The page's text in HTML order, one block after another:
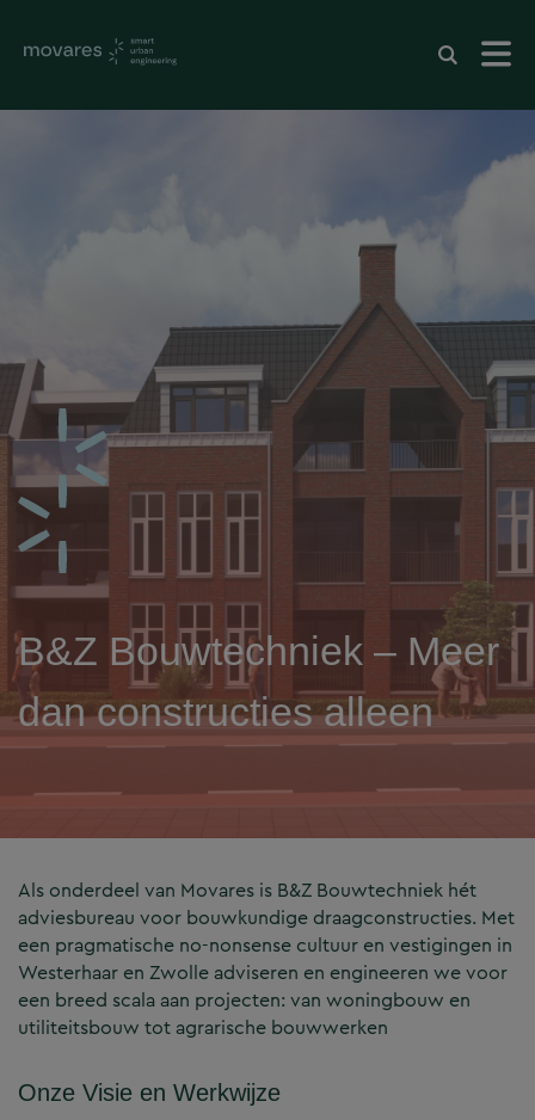
B&Z Bouwtechniek – Meer
dan constructies alleen
Als onderdeel van Movares is B&Z Bouwtechniek hét
adviesbureau voor bouwkundige draagconstructies. Met
een pragmatische no-nonsense cultuur en vestigingen in
Westerhaar en Zwolle adviseren en engineeren we voor
een breed scala aan projecten: van woningbouw en
utiliteitsbouw tot agrarische bouwwerken
Onze Visie en Werkwijze